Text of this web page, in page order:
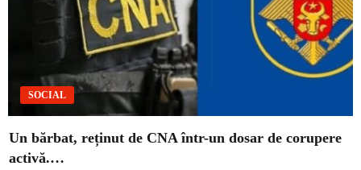
SOCIAL
Un bărbat, reținut de CNA într-un dosar de corupere
activă.…